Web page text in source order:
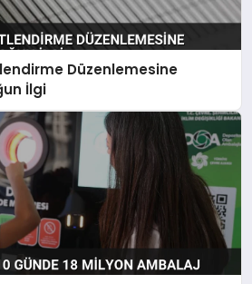
Düzenlemesine
İlgi